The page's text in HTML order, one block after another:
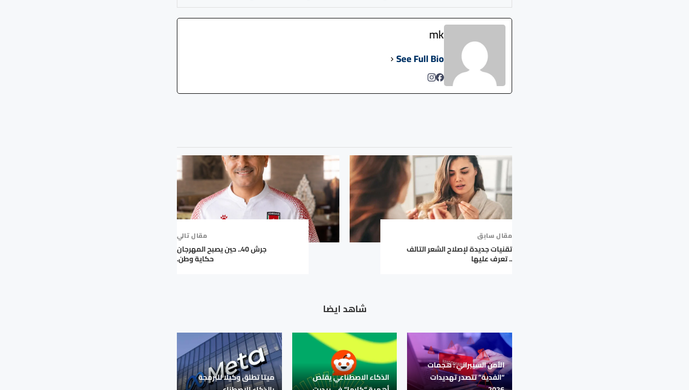
mk
See Full Bio
مقال سابق
تقنيات جديدة لإصلاح الشعر التالف
.. تعرف عليها
مقال تالي
جرش 40.. حين يصبح المهرجان
حكاية وطن.
شاهد ايضا
ميتا تطلق وكيلًا للبرمجة
الذكاء الاصطناعي يقلص
الأمن السيبراني : هجمات
“الفدية” تتصدر تهديدات